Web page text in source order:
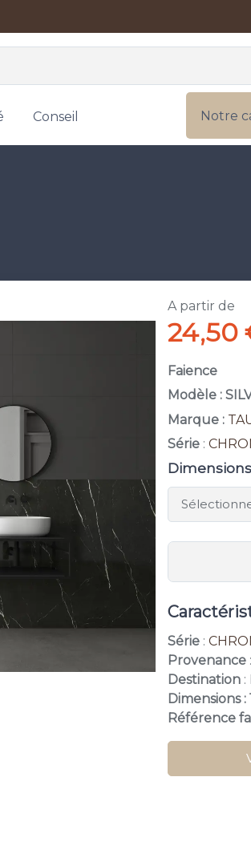
Conseil Notre
A partir de
24,50
Faience
Modèle :
Marque :
Série :
Dimensions
Série :
Provenance
Destination :
Dimensions
Référence